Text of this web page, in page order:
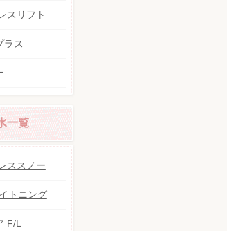
スリフト
ラス
一覧
ススノー
トニング
F/L